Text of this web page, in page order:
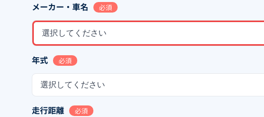
メーカー・車名 必須
選択してください
年式 必須
選択してください
走行距離 必須